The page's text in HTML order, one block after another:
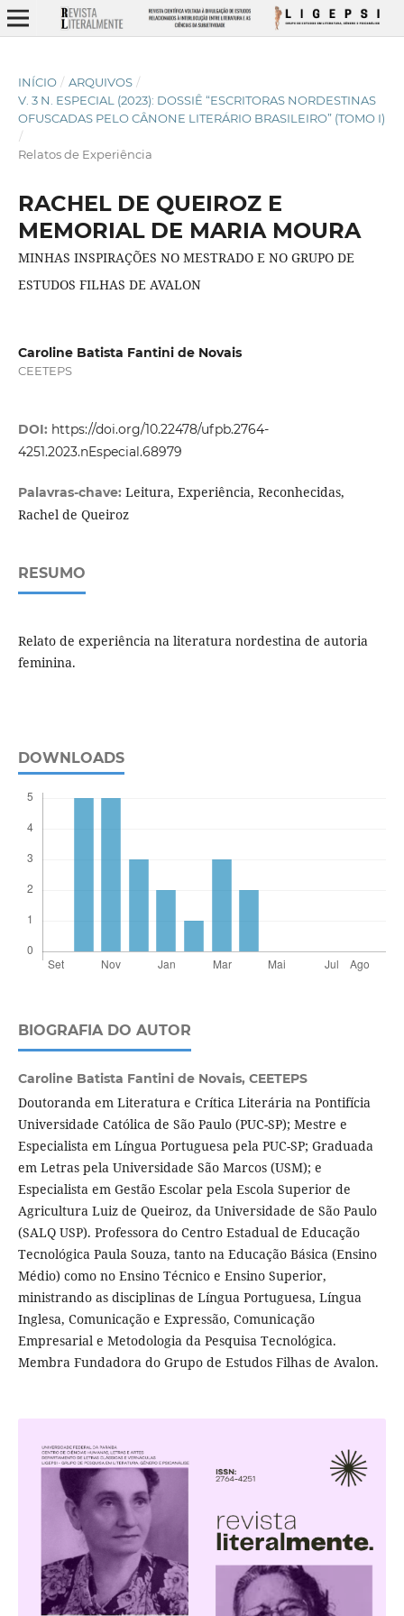
INÍCIO / ARQUIVOS /
V. 3 N. ESPECIAL (2023): DOSSIÊ “ESCRITORAS NORDESTINAS
OFUSCADAS PELO CÂNONE LITERÁRIO BRASILEIRO” (TOMO I)
/
Relatos de Experiência
RACHEL DE QUEIROZ E
MEMORIAL DE MARIA MOURA
MINHAS INSPIRAÇÕES NO MESTRADO E NO GRUPO DE
ESTUDOS FILHAS DE AVALON
Caroline Batista Fantini de Novais
CEETEPS
DOI: https://doi.org/10.22478/ufpb.2764-
4251.2023.nEspecial.68979
Palavras-chave: Leitura, Experiência, Reconhecidas,
Rachel de Queiroz
RESUMO
Relato de experiência na literatura nordestina de autoria
feminina.
DOWNLOADS
BIOGRAFIA DO AUTOR
Caroline Batista Fantini de Novais, CEETEPS
Doutoranda em Literatura e Crítica Literária na Pontifícia
Universidade Católica de São Paulo (PUC-SP); Mestre e
Especialista em Língua Portuguesa pela PUC-SP; Graduada
em Letras pela Universidade São Marcos (USM); e
Especialista em Gestão Escolar pela Escola Superior de
Agricultura Luiz de Queiroz, da Universidade de São Paulo
(SALQ USP). Professora do Centro Estadual de Educação
Tecnológica Paula Souza, tanto na Educação Básica (Ensino
Médio) como no Ensino Técnico e Ensino Superior,
ministrando as disciplinas de Língua Portuguesa, Língua
Inglesa, Comunicação e Expressão, Comunicação
Empresarial e Metodologia da Pesquisa Tecnológica.
Membra Fundadora do Grupo de Estudos Filhas de Avalon.